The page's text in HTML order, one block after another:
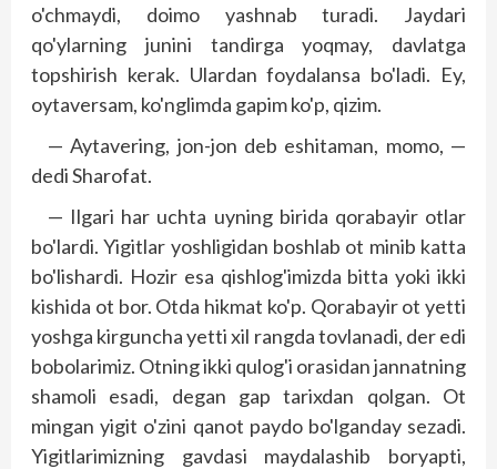
o'chmaydi, doimo yashnab turadi. Jaydari
qo'ylarning junini tandirga yoqmay, davlatga
topshirish kerak. Ulardan foydalansa bo'ladi. Ey,
oytaversam, ko'nglimda gapim ko'p, qizim.
— Aytavering, jon-jon deb eshitaman, momo, —
dedi Sharofat.
— Ilgari har uchta uyning birida qorabayir otlar
bo'lardi. Yigitlar yoshligidan boshlab ot minib katta
bo'lishardi. Hozir esa qishlog'imizda bitta yoki ikki
kishida ot bor. Otda hikmat ko'p. Qorabayir ot yetti
yoshga kirguncha yetti xil rangda tovlanadi, der edi
bobolarimiz. Otning ikki qulog'i orasidan jannatning
shamoli esadi, degan gap tarixdan qolgan. Ot
mingan yigit o'zini qanot paydo bo'lganday sezadi.
Yigitlarimizning gavdasi maydalashib bor­yapti,